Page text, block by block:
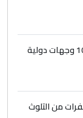
من التلوث